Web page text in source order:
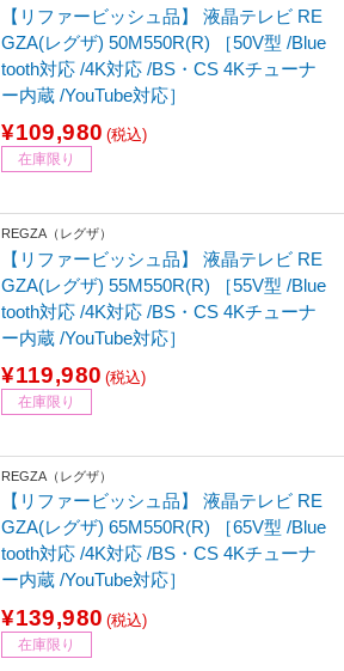
【リファービッシュ品】 液晶テレビ RE
GZA(レグザ) 50M550R(R) ［50V型 /Blue
tooth対応 /4K対応 /BS・CS 4Kチューナ
ー内蔵 /YouTube対応］
¥109,980 (税込)
在庫限り
REGZA（レグザ）
【リファービッシュ品】 液晶テレビ RE
GZA(レグザ) 55M550R(R) ［55V型 /Blue
tooth対応 /4K対応 /BS・CS 4Kチューナ
ー内蔵 /YouTube対応］
¥119,980 (税込)
在庫限り
REGZA（レグザ）
【リファービッシュ品】 液晶テレビ RE
GZA(レグザ) 65M550R(R) ［65V型 /Blue
tooth対応 /4K対応 /BS・CS 4Kチューナ
ー内蔵 /YouTube対応］
¥139,980 (税込)
在庫限り